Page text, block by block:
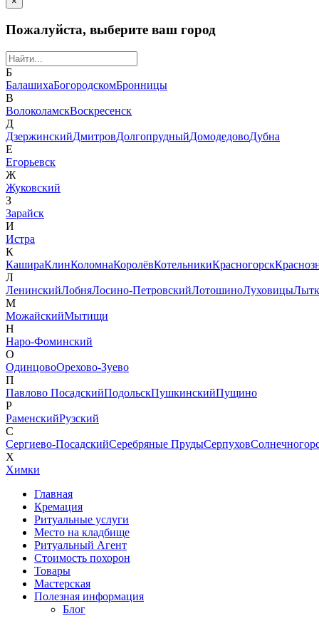
Пожалуйста, выберите ваш город
Б
БалашихаБогородскомБронницы
В
ВолоколамскВоскресенск
Д
ДзержинскийДмитровДолгопрудныйДомодедовоДубна
Е
Егорьевск
Ж
Жуковский
З
Зарайск
И
Истра
К
КашираКлинКоломнаКоролёвКотельникиКрасногорск
Л
ЛенинскийЛобняЛосино-ПетровскийЛотошиноЛуховицы
М
МожайскийМытищи
Н
Наро-Фоминский
О
ОдинцовоОрехово-Зуево
П
Павлово ПосадскийПодольскПушкинскийПущино
Р
РаменскийРузский
С
Сергиево-ПосадскийСеребряные ПрудыСерпухов
Х
Химки
Главная
Кремация
Ритуальные услуги
Место на кладбище
Ритуальный Агент
Стоимость похорон
Товары
Мастерская
Полезная информация
Блог